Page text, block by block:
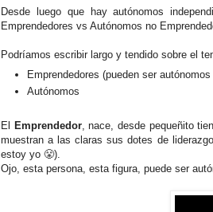
Desde luego que hay autónomos
Emprendedores vs Autónomos no
Podríamos escribir largo y tendido sobre el
Emprendedores (pueden ser
Autónomos
El Emprendedor, nace, desde pequeñito
muestran a las claras sus dotes de
estoy yo 😤).
Ojo, esta persona, esta figura, puede ser